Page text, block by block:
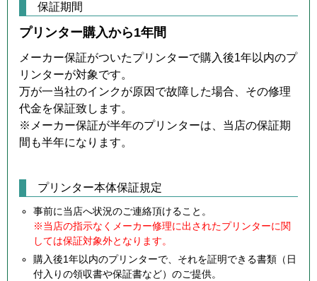
保証期間
プリンター購入から1年間
メーカー保証がついたプリンターで購入後1年以内のプ
リンターが対象です。
万が一当社のインクが原因で故障した場合、その修理
代金を保証致します。
※メーカー保証が半年のプリンターは、当店の保証期
間も半年になります。
プリンター本体保証規定
事前に当店へ状況のご連絡頂けること。
※当店の指示なくメーカー修理に出されたプリンターに関
しては保証対象外となります。
購入後1年以内のプリンターで、それを証明できる書類（日
付入りの領収書や保証書など）のご提供。